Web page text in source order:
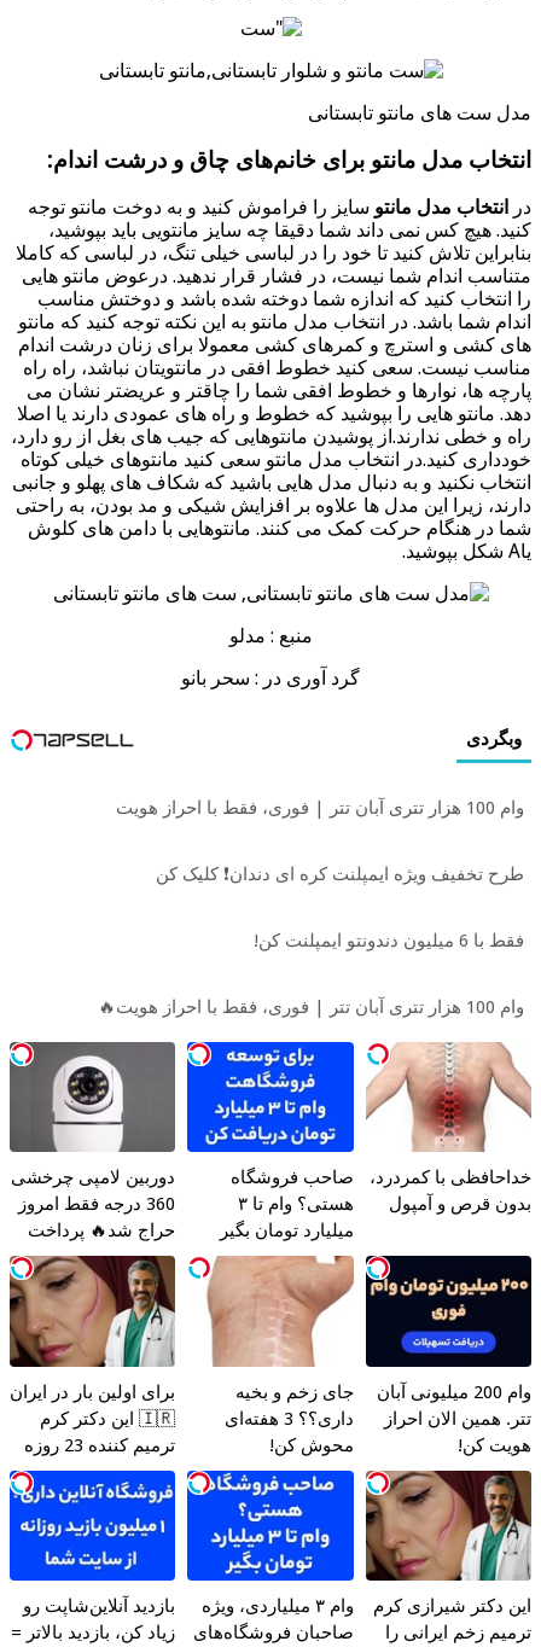
مدل ست های مانتو تابستانی
انتخاب مدل مانتو برای خانم‌های چاق و درشت اندام:
در انتخاب مدل مانتو سایز را فراموش کنید و به دوخت مانتو توجه
کنید. هیچ کس نمی داند شما دقیقا چه سایز مانتویی باید بپوشید،
بنابراین تلاش کنید تا خود را در لباسی خیلی تنگ، در لباسی که کاملا
متناسب اندام شما نیست، در فشار قرار ندهید. درعوض مانتو هایی
را انتخاب کنید که اندازه شما دوخته شده باشد و دوختش مناسب
اندام شما باشد. در انتخاب مدل مانتو به این نکته توجه کنید که مانتو
های کشی و استرچ و کمرهای کشی معمولا برای زنان درشت اندام
مناسب نیست. سعی کنید خطوط افقی در مانتو‌یتان نباشد، راه راه
پارچه ها، نوارها و خطوط افقی شما را چاقتر و عریضتر نشان می
دهد. مانتو هایی را بپوشید که خطوط و راه های عمودی دارند یا اصلا
راه و خطی ندارند.از پوشیدن مانتوهایی که جیب های بغل از رو دارد،
خودداری کنید.در انتخاب مدل مانتو سعی کنید مانتوهای خیلی کوتاه
انتخاب نکنید و به دنبال مدل هایی باشید که شکاف های پهلو و جانبی
دارند، زیرا این مدل ها علاوه بر افزایش شیکی و مد بودن، به راحتی
شما در هنگام حرکت کمک می کنند. مانتوهایی با دامن های کلوش
یاA شکل بپوشید.
منبع : مدلو
گرد آوری در : سحر بانو
وبگردی
وام 100 هزار تتری آبان تتر | فوری، فقط با احراز هویت
طرح تخفیف ویژه ایمپلنت کره ای دندان❗ کلیک کن
فقط با 6 میلیون دندونتو ایمپلنت کن!
وام 100 هزار تتری آبان تتر | فوری، فقط با احراز هویت🔥
خداحافظی با کمردرد،
بدون قرص و آمپول
صاحب فروشگاه
هستی؟ وام تا ۳
میلیارد تومان بگیر
دوربین لامپی چرخشی
360 درجه فقط امروز
حراج شد🔥 پرداخت
درب منزل
وام 200 میلیونی آبان
تتر. همین الان احراز
هویت کن!
جای زخم و بخیه
داری؟؟ 3 هفته‌ای
محوش کن!
برای اولین بار در ایران
🇮🇷 این دکتر کرم
ترمیم کننده 23 روزه
ساخت!
این دکتر شیرازی کرم
ترمیم زخم ایرانی را
وام ۳ میلیاردی، ویژه
صاحبان فروشگاه‌های
بازدید آنلاین‌شاپت رو
زیاد کن، بازدید بالاتر =